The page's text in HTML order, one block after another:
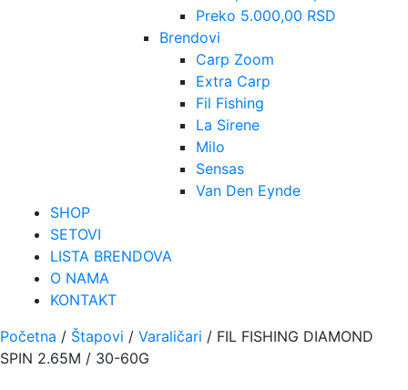
Preko 5.000,00 RSD
Brendovi
Carp Zoom
Extra Carp
Fil Fishing
La Sirene
Milo
Sensas
Van Den Eynde
SHOP
SETOVI
LISTA BRENDOVA
O NAMA
KONTAKT
Početna / Štapovi / Varaličari / FIL FISHING DIAMOND
SPIN 2.65M / 30-60G